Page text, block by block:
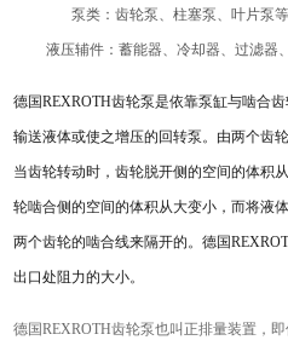
泵类：齿轮泵、柱塞泵、叶片泵等
液压辅件 ：蓄能器、冷却器、过滤器
德国REXROTH齿轮泵是依靠泵缸与啮合
输送液体或使之增压的回转泵。由两个齿
当齿轮转动时，齿轮脱开侧的空间的体积
轮啮合侧的空间的体积从大变小，而将液
两个齿轮的啮合线来隔开的。德国
出口处阻力的大小。
德国REXROTH齿轮泵也叫正排量装置，